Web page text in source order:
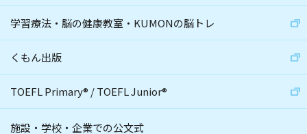
学習療法・脳の健康教室・KUMONの脳トレ
くもん出版
TOEFL Primary® /TOEFL Junior®
施設・学校・企業での公文式